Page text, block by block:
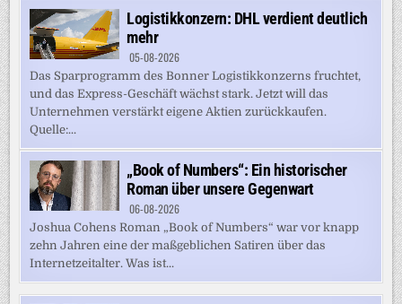
Logistikkonzern: DHL verdient deutlich
mehr
05-08-2026
Das Sparprogramm des Bonner Logistikkonzerns fruchtet,
und das Express-Geschäft wächst stark. Jetzt will das
Unternehmen verstärkt eigene Aktien zurückkaufen.
Quelle:...
„Book of Numbers“: Ein historischer
Roman über unsere Gegenwart
06-08-2026
Joshua Cohens Roman „Book of Numbers“ war vor knapp
zehn Jahren eine der maßgeblichen Satiren über das
Internetzeitalter. Was ist...